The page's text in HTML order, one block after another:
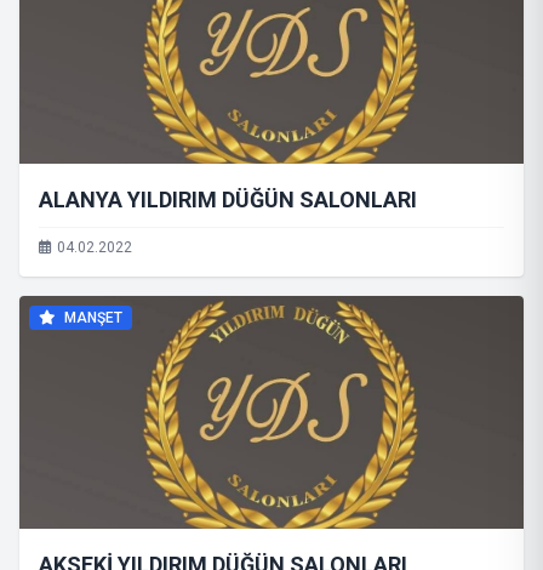
ALANYA YILDIRIM DÜĞÜN SALONLARI
04.02.2022
MANŞET
AKSEKİ YILDIRIM DÜĞÜN SALONLARI